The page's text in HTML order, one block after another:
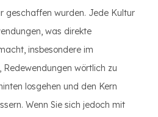
geschaffen wurden. Jede Kultur
was direkte
insbesondere im
Redewendungen wörtlich zu
losgehen und den Kern
Wenn Sie sich jedoch mit